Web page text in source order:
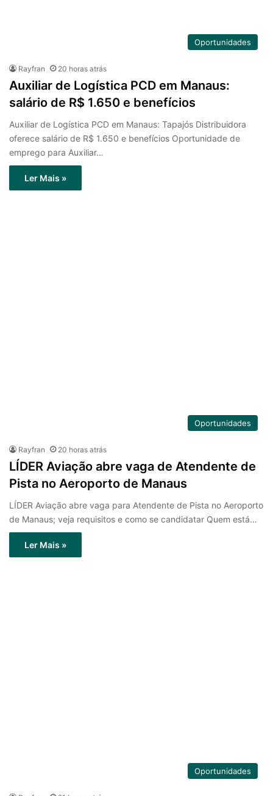
Oportunidades
Rayfran 20 horas atrás
Auxiliar de Logística PCD em Manaus:
salário de R$ 1.650 e benefícios
Auxiliar de Logística PCD em Manaus: Tapajós Distribuidora
oferece salário de R$ 1.650 e benefícios Oportunidade de
emprego para Auxiliar…
Ler Mais »
Oportunidades
Rayfran 20 horas atrás
LÍDER Aviação abre vaga de Atendente de
Pista no Aeroporto de Manaus
LÍDER Aviação abre vaga para Atendente de Pista no Aeroporto
de Manaus; veja requisitos e como se candidatar Quem está…
Ler Mais »
Oportunidades